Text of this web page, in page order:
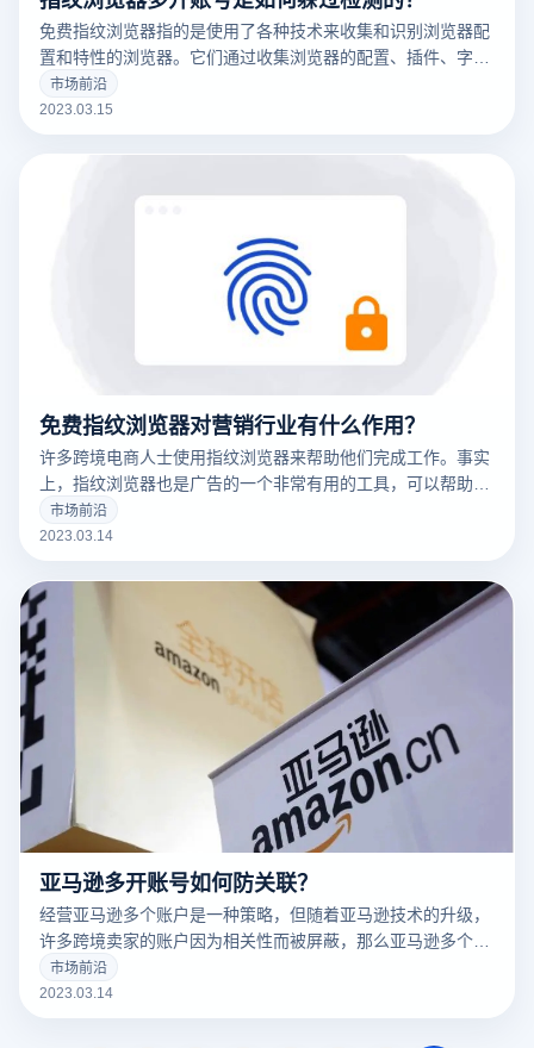
免费指纹浏览器指的是使用了各种技术来收集和识别浏览器配
置和特性的浏览器。它们通过收集浏览器的配置、插件、字
体、操作系统版本等信息来创建一个唯一的浏览器指纹，这可
以用于追踪用户的在线行为。
市场前沿
2023.03.15
免费指纹浏览器对营销行业有什么作用？
许多跨境电商人士使用指纹浏览器来帮助他们完成工作。事实
上，指纹浏览器也是广告的一个非常有用的工具，可以帮助广
告营销人员解决许多问题。
市场前沿
2023.03.14
亚马逊多开账号如何防关联？
经营亚马逊多个账户是一种策略，但随着亚马逊技术的升级，
许多跨境卖家的账户因为相关性而被屏蔽，那么亚马逊多个账
户和多个商店的卖家如何防止相关性呢？有什么好的防关联方
法？
市场前沿
2023.03.14